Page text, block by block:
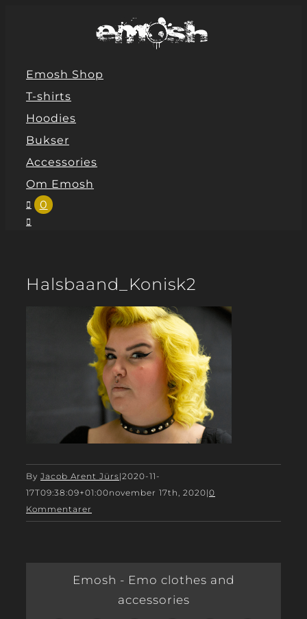
Emosh Shop
T-shirts
Hoodies
Bukser
Accessories
Om Emosh
0
Halsbaand_Konisk2
By Jacob Arent Jürs|2020-11-
17T09:38:09+01:00november 17th, 2020|0
Kommentarer
Emosh - Emo clothes and
accessories